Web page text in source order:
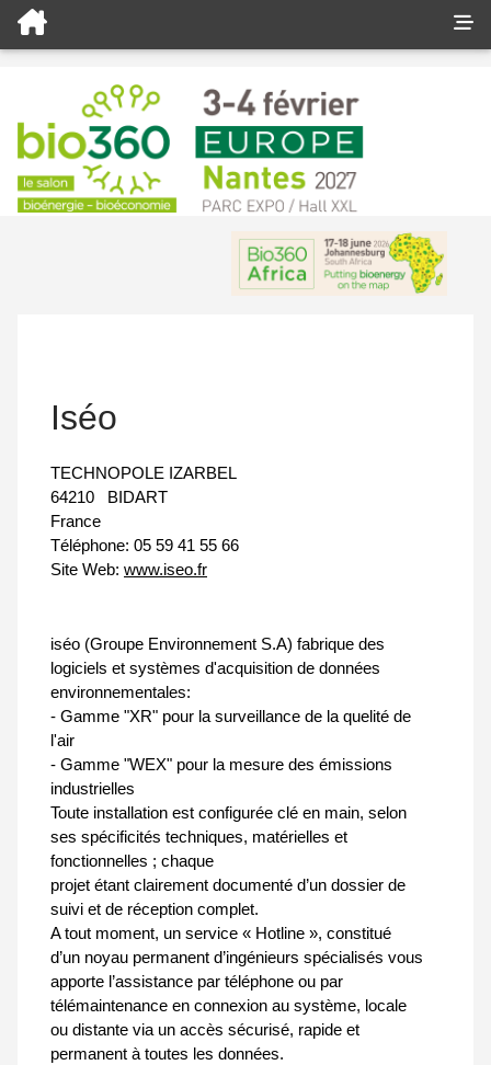
Iséo
TECHNOPOLE IZARBEL
64210
BIDART
France
Téléphone: 05 59 41 55 66
Site Web: www.iseo.fr
iséo (Groupe Environnement S.A) fabrique des
logiciels et systèmes d'acquisition de données
environnementales:
- Gamme "XR" pour la surveillance de la quelité de
l'air
- Gamme "WEX" pour la mesure des émissions
industrielles
Toute installation est configurée clé en main, selon
ses spécificités techniques, matérielles et
fonctionnelles ; chaque
projet étant clairement documenté d’un dossier de
suivi et de réception complet.
A tout moment, un service « Hotline », constitué
d’un noyau permanent d’ingénieurs spécialisés vous
apporte l’assistance par téléphone ou par
télémaintenance en connexion au système, locale
ou distante via un accès sécurisé, rapide et
permanent à toutes les données.